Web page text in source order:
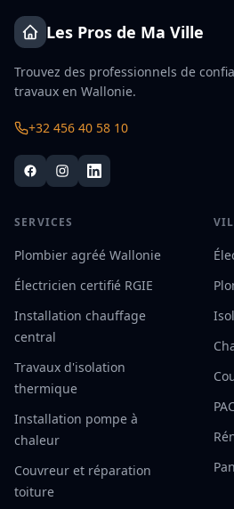
Les Pros de Ma Ville
Trouvez des professionnels de
travaux en Wallonie.
+32 456 40 58 10
SERVICES
Plombier agréé Wallonie
Électricien certifié RGIE
Installation chauffage
central
Travaux d'isolation
thermique
Installation pompe à
chaleur
Couvreur et réparation
toiture